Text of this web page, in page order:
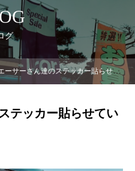
グ
ーさん達のステッカー貼らせていただきました🙇‍♂️🙇‍♂️
テッカー貼らせてい